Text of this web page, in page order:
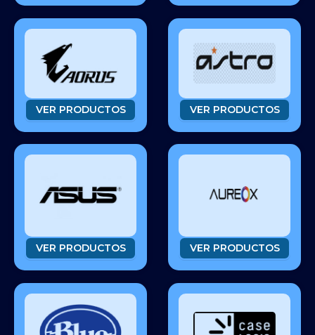
VER PRODUCTOS VER PRODUCTOS
VER PRODUCTOS VER PRODUCTOS